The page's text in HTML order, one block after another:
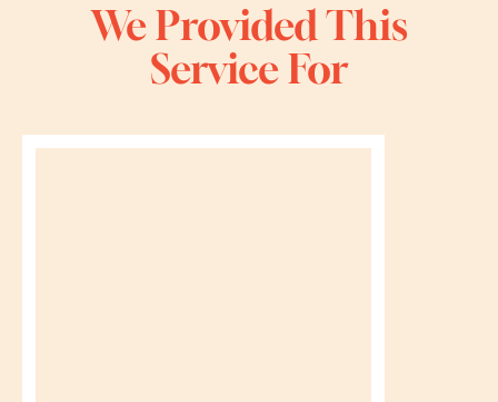
We Provided This
Service For